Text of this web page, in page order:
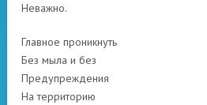
Неважно.
Главное проникнуть
Без мыла и без
Предупреждения
На территорию